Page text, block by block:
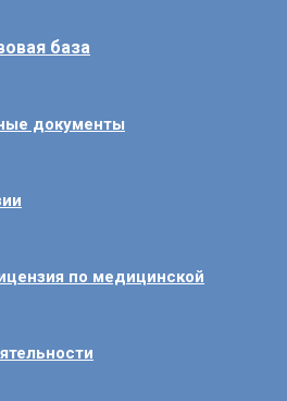
база
документы
по медицинской